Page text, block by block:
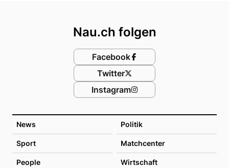
News Politik
Sport Matchcenter
People Wirtschaft
Nau.ch folgen
Facebook
Twitter
Instagram